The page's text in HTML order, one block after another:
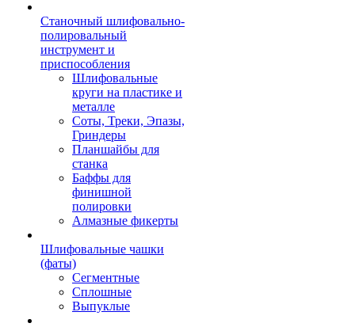
Станочный шлифовально-
полировальный
инструмент и
приспособления
Шлифовальные
круги на пластике и
металле
Соты, Треки, Эпазы,
Гриндеры
Планшайбы для
станка
Баффы для
финишной
полировки
Алмазные фикерты
Шлифовальные чашки
(фаты)
Сегментные
Сплошные
Выпуклые